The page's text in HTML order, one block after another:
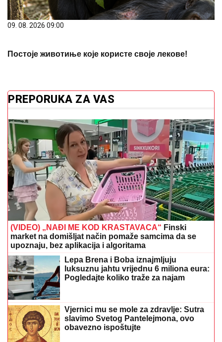
09. 08. 2026 09:00
Постоје животиње које користе своје лекове!
PREPORUKA ZA VAS
(VIDEO) „NAĐI ME KOD KRASTAVACA“ Finski
market na domišljat način pomaže samcima da se
upoznaju, bez aplikacija i algoritama
Lepa Brena i Boba iznajmljuju
luksuznu jahtu vrijednu 6 miliona eura:
Pogledajte koliko traže za najam
Vjernici mu se mole za zdravlje: Sutra
slavimo Svetog Pantelejmona, ovo
obavezno ispoštujte